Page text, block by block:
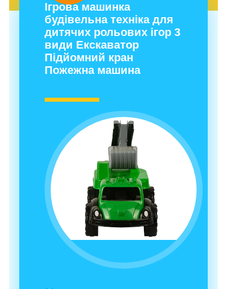
Ігрова машинка
будівельна техніка для
дитячих рольових ігор 3
види Екскаватор
Підйомний кран
Пожежна машина